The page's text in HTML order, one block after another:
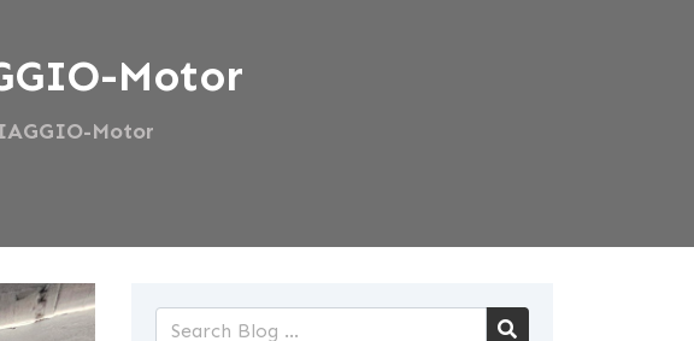
Motor
Motor